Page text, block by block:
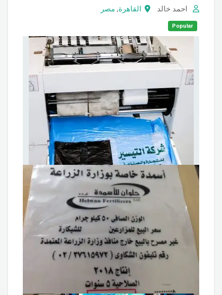
احمد خالد القاهرة, مصر
Popular